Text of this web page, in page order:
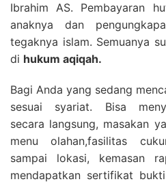
Ibrahim AS. Pembayaran
anaknya dan
tegaknya islam. Semuanya
di hukum aqiqah.
Bagi Anda yang sedang
sesuai syariat. Bisa
secara langsung, masakan
menu olahan,fasilitas
sampai lokasi, kemasan
mendapatkan sertifikat